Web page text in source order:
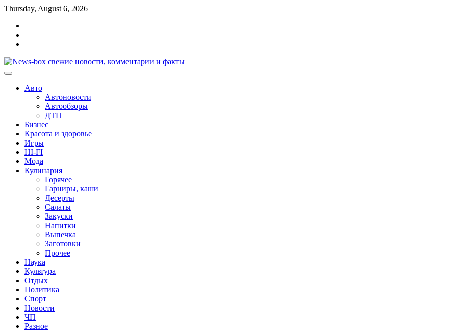
Перейти
содержимому
Thursday, August 6, 2026
Авто
Автоновости
Автообзоры
ДТП
Бизнес
Красота и здоровье
Игры
HI-FI
Мода
Кулинария
Горячее
Гарниры, каши
Десерты
Салаты
Закуски
Напитки
Выпечка
Заготовки
Прочее
Наука
Культура
Отдых
Политика
Спорт
Новости
ЧП
Разное